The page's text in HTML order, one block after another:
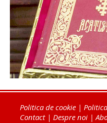
Politica de cookie |
Contact| Despre noi |